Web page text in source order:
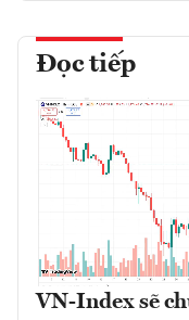
Đọc tiếp
VN-Index sẽ